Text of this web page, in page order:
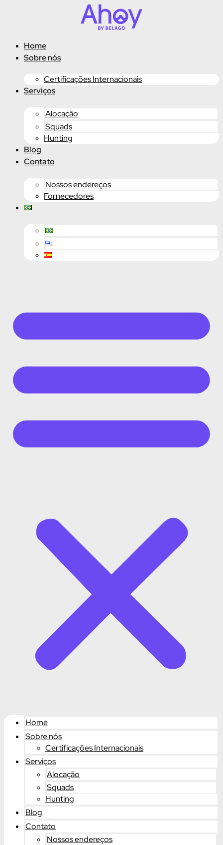
conteúdoHome
Sobre nós
Certificações Internacionais
Serviços
Alocação
Squads
Hunting
Blog
Contato
Nossos endereços
Fornecedores
Home
Sobre nós
Certificações Internacionais
Serviços
Alocação
Squads
Hunting
Blog
Contato
Nossos endereços